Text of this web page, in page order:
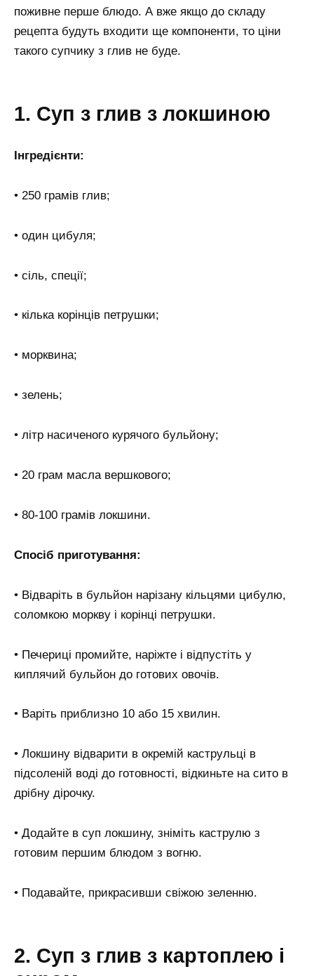
поживне перше блюдо. А вже якщо до складу
рецепта будуть входити ще компоненти, то ціни
такого супчику з глив не буде.
1. Суп з глив з локшиною
Інгредієнти:
• 250 грамів глив;
• один цибуля;
• сіль, спеції;
• кілька корінців петрушки;
• морквина;
• зелень;
• літр насиченого курячого бульйону;
• 20 грам масла вершкового;
• 80-100 грамів локшини.
Спосіб приготування:
• Відваріть в бульйон нарізану кільцями цибулю,
соломкою моркву і корінці петрушки.
• Печериці промийте, наріжте і відпустіть у
киплячий бульйон до готових овочів.
• Варіть приблизно 10 або 15 хвилин.
• Локшину відварити в окремій каструльці в
підсоленій воді до готовності, відкиньте на сито в
дрібну дірочку.
• Додайте в суп локшину, зніміть каструлю з
готовим першим блюдом з вогню.
• Подавайте, прикрасивши свіжою зеленню.
2. Суп з глив з картоплею і